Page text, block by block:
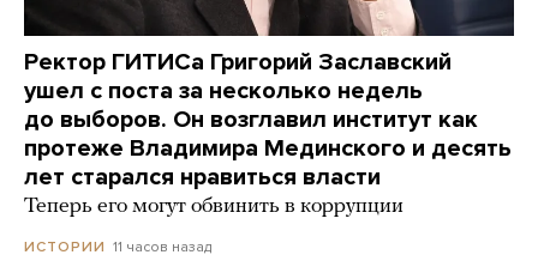
Ректор ГИТИСа Григорий Заславский
ушел с поста за несколько недель
до выборов. Он возглавил институт как
протеже Владимира Мединского и десять
лет старался нравиться власти
Теперь его могут обвинить в коррупции
ИСТОРИИ 11 часов назад